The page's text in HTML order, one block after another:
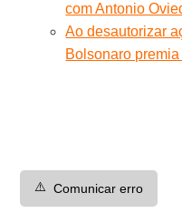
com Antonio
Ao desautorizar
Bolsonaro
⚠️ Comunicar erro